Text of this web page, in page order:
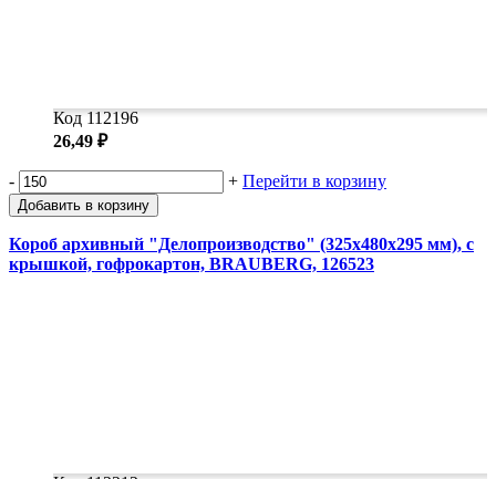
Код 112196
26,49 ₽
- + Перейти в корзину
Добавить в корзину
Короб архивный "Делопроизводство" (325х480х295 мм), с
крышкой, гофрокартон, BRAUBERG, 126523